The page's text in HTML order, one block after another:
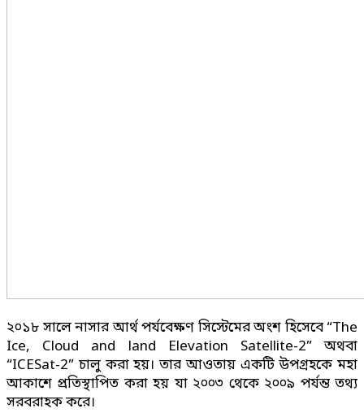
২০১৮ সালে নাসার আর্থ পর্যবেক্ষণ সিস্টেমের অংশ হিসেবে “The
Ice, Cloud and land Elevation Satellite-2” অথবা
“ICESat-2” চালু করা হয়। তার আওতায় একটি উপগ্রহকে মহা
আকাশে প্রতিস্থাপিত করা হয় যা ২০০৩ থেকে ২০০৯ পর্যন্ত তথ্য
সরবরাহক করে।